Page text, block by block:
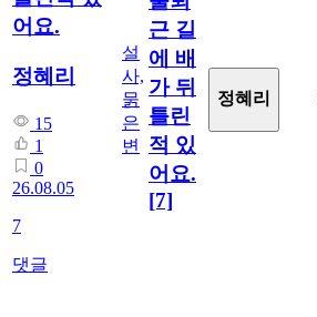
어요.
정혜리
15
1
0
26.08.05
7
댓글
설
사,
묽
은
변
근 길
에 배
가 뒤
틀린
적 있
어요.
[7]
정혜리